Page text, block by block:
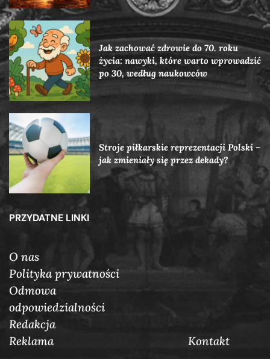
Jak zachować zdrowie do 70. roku
życia: nawyki, które warto wprowadzić
po 30, według naukowców
Stroje piłkarskie reprezentacji Polski –
jak zmieniały się przez dekady?
PRZYDATNE LINKI
O nas
Polityka prywatności
Odmowa
odpowiedzialności
Redakcja
Reklama
Кontakt